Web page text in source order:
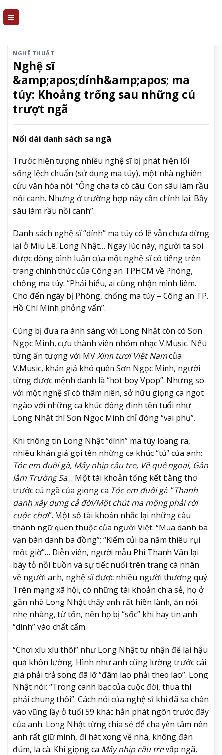
NGHỆ THUẬT
Nghệ sĩ
&amp;apos;dính&amp;apos; ma
túy: Khoảng trống sau những cú
trượt ngã
Nối dài danh sách sa ngã
Trước hiện tượng nhiều nghệ sĩ bị phát hiện lối
sống lệch chuẩn (sử dụng ma túy), một nhà nghiên
cứu văn hóa nói: “Ông cha ta có câu: Con sâu làm rầu
nồi canh. Nhưng ở trường hợp này cần chỉnh lại: Bầy
sâu làm rầu nồi canh”.
Danh sách nghệ sĩ “dính” ma túy có lẽ vẫn chưa dừng
lại ở Miu Lê, Long Nhật… Ngay lúc này, người ta soi
được dòng bình luận của một nghệ sĩ có tiếng trên
trang chính thức của Công an TPHCM về Phòng,
chống ma túy: “Phải hiểu, ai cũng nhận mình liêm.
Cho đến ngày bị Phòng, chống ma túy – Công an TP.
Hồ Chí Minh phỏng vấn”.
Cùng bị đưa ra ánh sáng với Long Nhật còn có Sơn
Ngọc Minh, cựu thành viên nhóm nhạc V.Music. Nếu
từng ấn tượng với MVXinh tươi Việt Namcủa
V.Music, khán giả khó quên Sơn Ngọc Minh, người
từng được mệnh danh là “hot boy Vpop”. Nhưng so
với một nghệ sĩ có thâm niên, sở hữu giọng ca ngọt
ngào với những ca khúc đóng đinh tên tuổi như
Long Nhật thì Sơn Ngọc Minh chỉ đóng “vai phụ”.
Khi thông tin Long Nhật “dính” ma túy loang ra,
nhiều khán giả gọi tên những ca khúc “tủ” của anh:
Tóc em đuôi gà, Mấy nhịp cầu tre, Về quê ngoại, Gần
lắm Trường Sa… Một tài khoản tổng kết bằng thơ
trước cú ngã của giọng ca Tóc em đuôi gà: “Thanh
danh xây dựng cả đời/Một chút ma mộng phải rời
cuộc chơi”. Một số tài khoản nhắc lại những câu
thành ngữ quen thuộc của người Việt: “Mua danh ba
vạn bán danh ba đồng”; “Kiếm củi ba năm thiêu rụi
một giờ”… Diễn viên, người mẫu Phi Thanh Vân lại
bày tỏ nỗi buồn và sự tiếc nuối trên trang cá nhân
về người anh, nghệ sĩ được nhiều người thương quý.
Trên mạng xã hội, có những tài khoản chia sẻ, họ ở
gần nhà Long Nhật thấy anh rất hiền lành, ăn nói
nhẹ nhàng, từ tốn, nên họ bị “sốc” khi hay tin anh
“dính” vào chất cấm.
“Chơi xíu xíu thôi” như Long Nhật tự nhận để lại hậu
quả khôn lường. Hình như anh cũng lường trước cái
giá phải trả song đã lỡ “đâm lao phải theo lao”. Long
Nhật nói: “Trong canh bạc của cuộc đời, thua thì
phải chung thôi”. Cách nói của nghệ sĩ khi đã sa chân
vào vũng lầy ở tuổi 59 khác hẳn phát ngôn trước đây
của anh. Long Nhật từng chia sẻ để cha yên tâm nên
anh rất giữ mình, đi hát xong về nhà, không đàn
đúm, la cà. Khi giọng ca Mấy nhịp cầu trevấp ngã,